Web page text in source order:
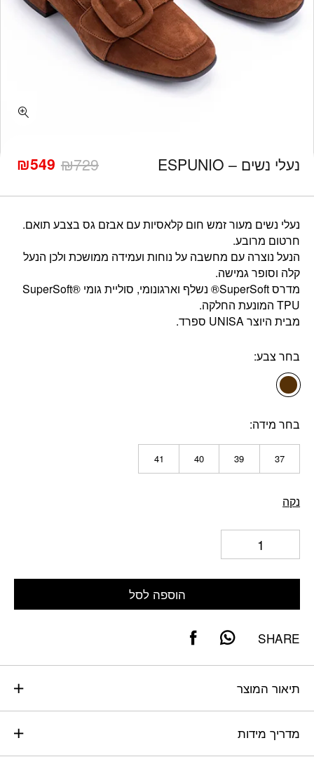
נעלי נשים – ESPUNIO ₪729
המחיר
המקורי
₪729.
₪549 המחיר
הנוכחי
₪549.
נעלי נשים מעור זמש חום קלאסיות עם אבזם גס בצבע תואם.
חרטום מרובע.
הנעל נוצרה עם מחשבה על נוחות ועמידה ממושכת ולכן הנעל
קלה וסופר גמישה.
מדרס SuperSoft® נשלף וארגונומי, סוליית גומי SuperSoft®
TPU המונעת החלקה.
מבית היוצר UNISA ספרד.
בחר צבע
בחר מידה
37
39
40
41
נקה
הוספה לסל
SHARE
תיאור המוצר
מדריך מידות